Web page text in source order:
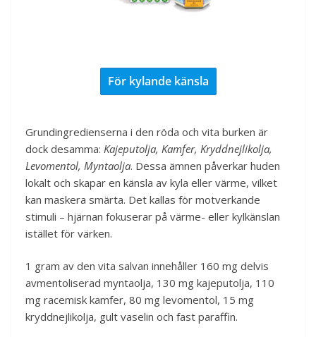
För kylande känsla
Grundingredienserna i den röda och vita burken är
dock desamma: Kajeputolja, Kamfer, Kryddnejlikolja,
Levomentol, Myntaolja. Dessa ämnen påverkar huden
lokalt och skapar en känsla av kyla eller värme, vilket
kan maskera smärta. Det kallas för motverkande
stimuli – hjärnan fokuserar på värme- eller kylkänslan
istället för värken.
1 gram av den vita salvan innehåller 160 mg delvis
avmentoliserad myntaolja, 130 mg kajeputolja, 110
mg racemisk kamfer, 80 mg levomentol, 15 mg
kryddnejlikolja, gult vaselin och fast paraffin.